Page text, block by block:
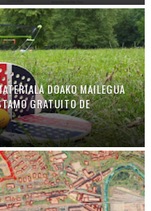
DOAKO MAILEGUA
GRATUITO DE